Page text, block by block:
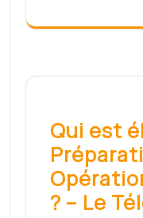
Qui est
? – Le